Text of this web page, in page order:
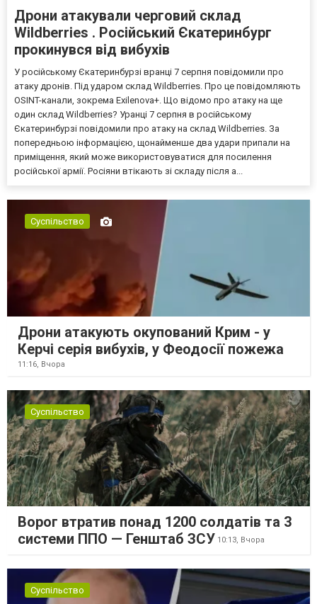
Дрони атакували черговий склад
Wildberries . Російський Єкатеринбург
прокинувся від вибухів
У російському Єкатеринбурзі вранці 7 серпня повідомили про
атаку дронів. Під ударом склад Wildberries. Про це повідомляють
OSINT-канали, зокрема Exilenova+. Що відомо про атаку на ще
один склад Wildberries? Уранці 7 серпня в російському
Єкатеринбурзі повідомили про атаку на склад Wildberries. За
попередньою інформацією, щонайменше два удари припали на
приміщення, який може використовуватися для посилення
російської армії. Росіяни втікають зі складу після а...
Суспільство
Дрони атакують окупований Крим - у
Керчі серія вибухів, у Феодосії пожежа
11:16, Вчора
Суспільство
Ворог втратив понад 1200 солдатів та 3
системи ППО — Генштаб ЗСУ 10:13, Вчора
Суспільство